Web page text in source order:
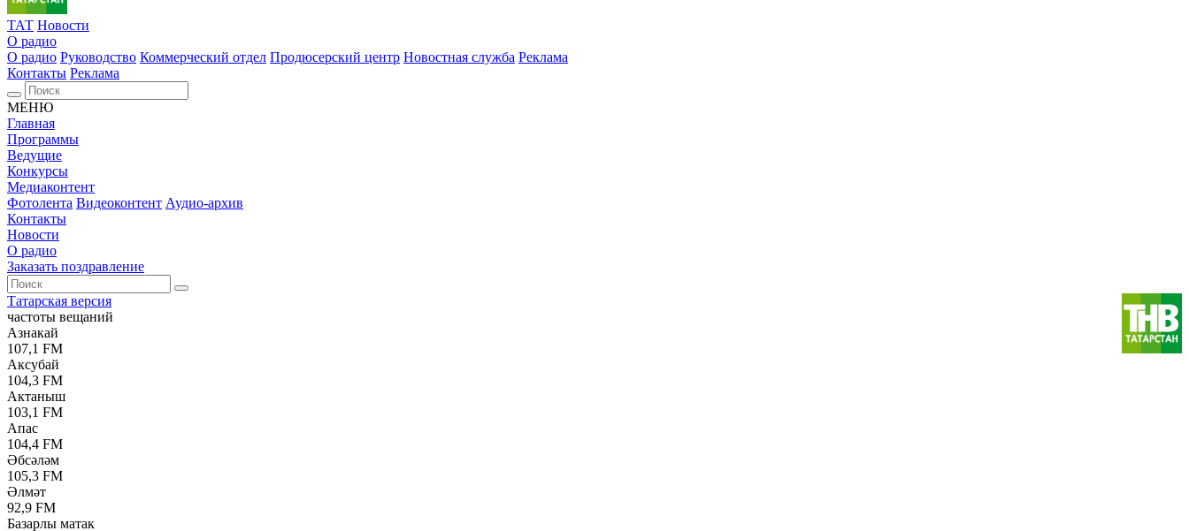
ТАТ Новости
О радио
О радио Руководство Коммерческий отдел Продюсерский центр Новостная служба Реклама
Контакты Реклама
МЕНЮ
Главная
Программы
Ведущие
Конкурсы
Медиаконтент
Фотолента Видеоконтент Аудио-архив
Контакты
Новости
О радио
Заказать поздравление
Татарская версия
частоты вещаний
Азнакай
107,1 FM
Аксубай
104,3 FM
Актаныш
103,1 FM
Апас
104,4 FM
Әбсәләм
105,3 FM
Әлмәт
92,9 FM
Базарлы матак